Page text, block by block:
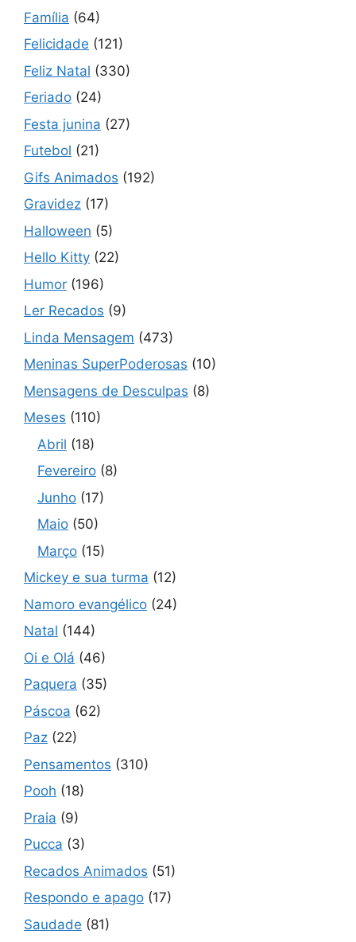
Família (64)
Felicidade (121)
Feliz Natal (330)
Feriado (24)
Festa junina (27)
Futebol (21)
Gifs Animados (192)
Gravidez (17)
Halloween (5)
Hello Kitty (22)
Humor (196)
Ler Recados (9)
Linda Mensagem (473)
Meninas SuperPoderosas (10)
Mensagens de Desculpas (8)
Meses (110)
Abril (18)
Fevereiro (8)
Junho (17)
Maio (50)
Março (15)
Mickey e sua turma (12)
Namoro evangélico (24)
Natal (144)
Oi e Olá (46)
Paquera (35)
Páscoa (62)
Paz (22)
Pensamentos (310)
Pooh (18)
Praia (9)
Pucca (3)
Recados Animados (51)
Respondo e apago (17)
Saudade (81)